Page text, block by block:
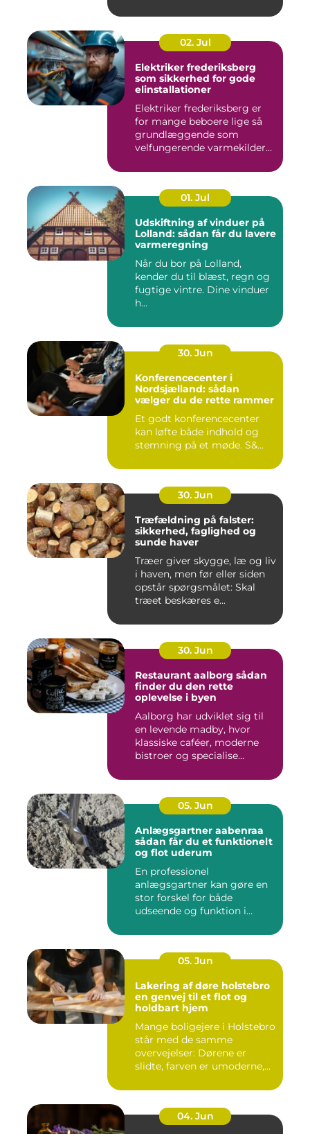
02. Jul
Elektriker frederiksberg
som sikkerhed for gode
elinstallationer
Elektriker frederiksberg er
for mange beboere lige så
grundlæggende som
velfungerende varmekilder
01. Jul
Udskiftning af vinduer på
Lolland: sådan får du lavere
varmeregning
Når du bor på Lolland,
kender du til blæst, regn og
fugtige vintre. Dine vinduer
h...
30. Jun
Konferencecenter i
Nordsjælland: sådan
vælger du de rette rammer
Et godt konferencecenter
kan løfte både indhold og
stemning på et møde. S&...
30. Jun
Træfældning på falster:
sikkerhed, faglighed og
sunde haver
Træer giver skygge, læ og liv
i haven, men før eller siden
opstår spørgsmålet: Skal
træet beskæres e...
30. Jun
Restaurant aalborg sådan
finder du den rette
oplevelse i byen
Aalborg har udviklet sig til
en levende madby, hvor
klassiske caféer, moderne
bistroer og specialise...
05. Jun
Anlægsgartner aabenraa
sådan får du et funktionelt
og flot uderum
En professionel
anlægsgartner kan gøre en
stor forskel for både
udseende og funktion i
05. Jun
Lakering af døre holstebro
en genvej til et flot og
holdbart hjem
Mange boligejere i Holstebro
står med de samme
overvejelser: Dørene er
slidte, farven er umoderne,
04. Jun